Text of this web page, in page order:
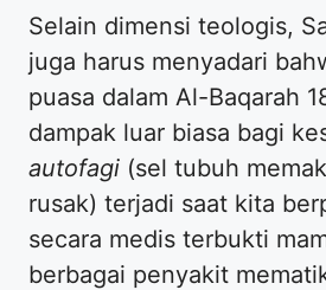
Selain dimensi teologis,
juga harus menyadari
puasa dalam Al-Baqarah
dampak luar biasa bagi
autofagi (sel tubuh
rusak) terjadi saat kita
secara medis terbukti
berbagai penyakit